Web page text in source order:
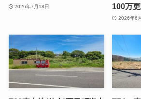
2026年7月18日
100万
2026年6